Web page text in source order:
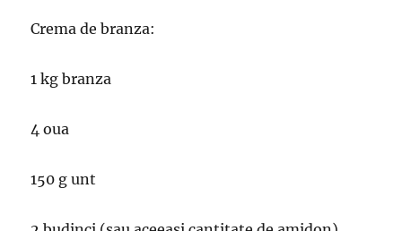
Crema de branza:
1 kg branza
4 oua
150 g unt